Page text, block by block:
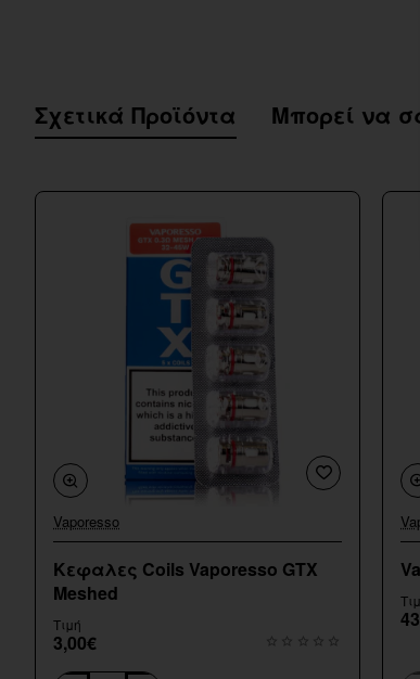
Σχετικά Προϊόντα Μπορεί να
Vaporesso
Κεφαλες Coils Vaporesso GTX
Meshed
Τιμή
3,00€